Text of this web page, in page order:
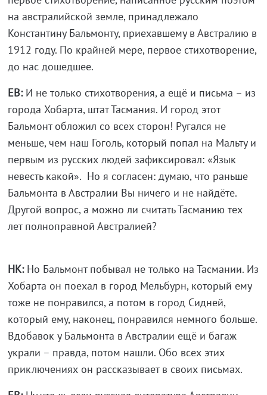
на австралийской земле, принадлежало
Константину Бальмонту, приехавшему в Австралию в
1912 году. По крайней мере, первое стихотворение,
до нас дошедшее.
ЕВ:И не только стихотворения, а ещё и письма – из
города Хобарта, штат Тасмания. И город этот
Бальмонт обложил со всех сторон! Ругался не
меньше, чем наш Гоголь, который попал на Мальту и
первым из русских людей зафиксировал: «Язык
невесть какой». Но я согласен: думаю, что раньше
Бальмонта в Австралии Вы ничего и не найдёте.
Другой вопрос, а можно ли считать Тасманию тех
лет полноправной Австралией?
НК: Но Бальмонт побывал не только на Тасмании. Из
Хобарта он поехал в город Мельбурн, который ему
тоже не понравился, а потом в город Сидней,
который ему, наконец, понравился немного больше.
Вдобавок у Бальмонта в Австралии ещё и багаж
украли – правда, потом нашли. Обо всех этих
приключениях он рассказывает в своих письмах.